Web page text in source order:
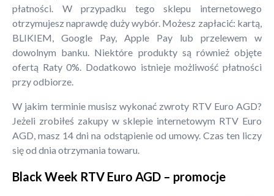
płatności. W przypadku tego sklepu internetowego
otrzymujesz naprawdę duży wybór. Możesz zapłacić: kartą,
BLIKIEM, Google Pay, Apple Pay lub przelewem w
dowolnym banku. Niektóre produkty są również objęte
ofertą Raty 0%. Dodatkowo istnieje możliwość płatności
przy odbiorze.
W jakim terminie musisz wykonać zwroty RTV Euro AGD?
Jeżeli zrobiłeś zakupy w sklepie internetowym RTV Euro
AGD, masz 14 dni na odstąpienie od umowy. Czas ten liczy
się od dnia otrzymania towaru.
Black Week RTV Euro AGD – promocje